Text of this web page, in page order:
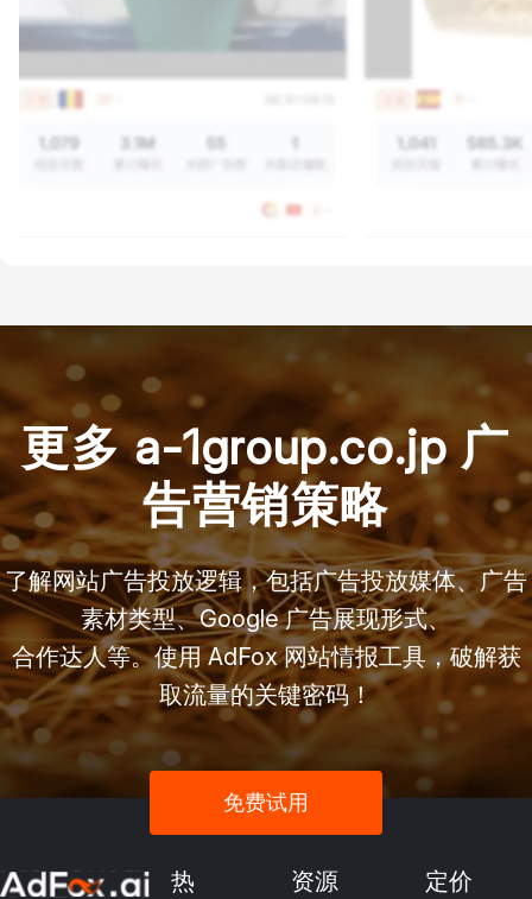
更多 a-1group.co.jp 广
告营销策略
了解网站广告投放逻辑，包括广告投放媒体、广告
素材类型、Google 广告展现形式、
合作达人等。使用 AdFox 网站情报工具，破解获
取流量的关键密码！
免费试用
热
资源
定价